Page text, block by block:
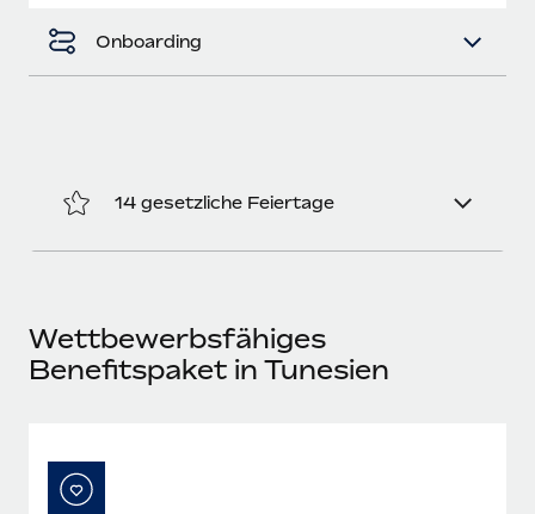
Onboarding
14 gesetzliche Feiertage
Wettbewerbsfähiges
Benefitspaket in Tunesien